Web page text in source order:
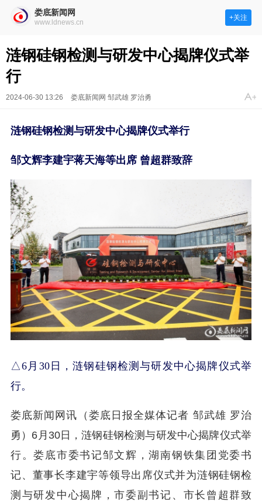
娄底新闻网
www.ldnews.cn
+关注
涟钢硅钢检测与研发中心揭牌仪式举
行
2024-06-30 13:26 娄底新闻网 邹武雄 罗治勇
涟钢硅钢检测与研发中心揭牌仪式举行
邹文辉李建宇蒋天海等出席 曾超群致辞
△6月30日，涟钢硅钢检测与研发中心揭牌仪式举
行。
娄底新闻网讯（娄底日报全媒体记者 邹武雄 罗治
勇）6月30日，涟钢硅钢检测与研发中心揭牌仪式举
行。娄底市委书记邹文辉，湖南钢铁集团党委书
记、董事长李建宇等领导出席仪式并为涟钢硅钢检
测与研发中心揭牌，市委副书记、市长曾超群致